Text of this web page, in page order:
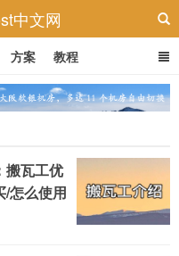
中文网
方案 教程
搬瓦工优
/怎么使用